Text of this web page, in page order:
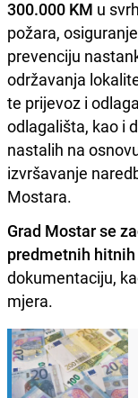
300.000 KM u
požara,
prevenciju
održavanja
te prijevoz i
odlagališta, kao i
nastalih na
izvršavanje
Mostara.
Grad Mostar se
predmetnih
dokumentaciju,
mjera.